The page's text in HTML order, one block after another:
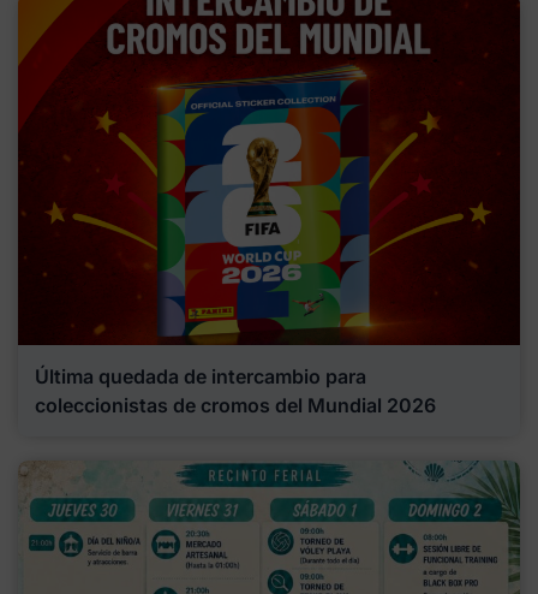
Última quedada de intercambio para
coleccionistas de cromos del Mundial 2026